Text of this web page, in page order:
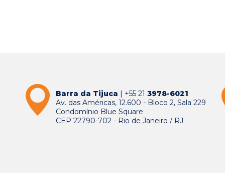
Barra da Tijuca | +55 213978-6021
Av. das Américas, 12.600 - Bloco 2, Sala 229
Condomínio Blue Square
CEP 22790-702 - Rio de Janeiro / RJ